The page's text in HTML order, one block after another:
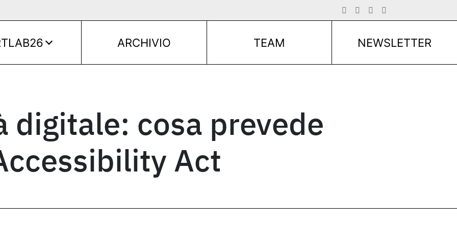
ARCHIVIO TEAM NEWSLETTER
digitale: cosa prevede
Act